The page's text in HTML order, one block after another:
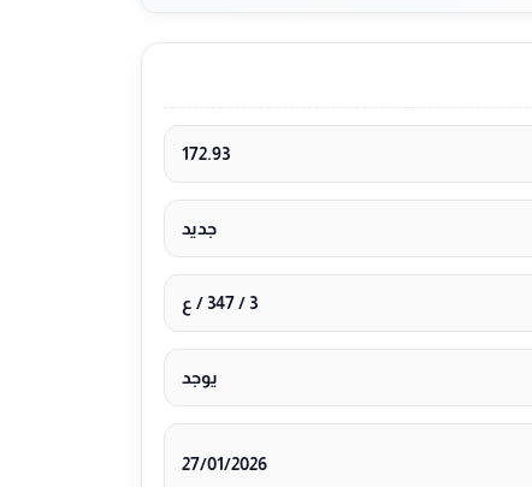
172.93
جديد
3 / 347 / ع
يوجد
27/01/2026